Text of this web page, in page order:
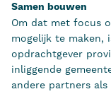
Samen bouwen
Om dat met focus
mogelijk te maken,
opdrachtgever
inliggende
andere partners als